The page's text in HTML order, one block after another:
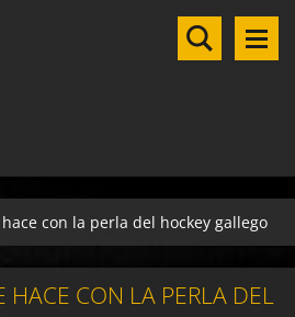
con la perla del hockey gallego
HACE CON LA PERLA DEL